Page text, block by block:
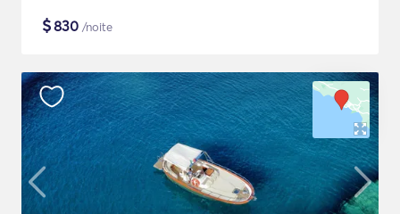
$830 /noite